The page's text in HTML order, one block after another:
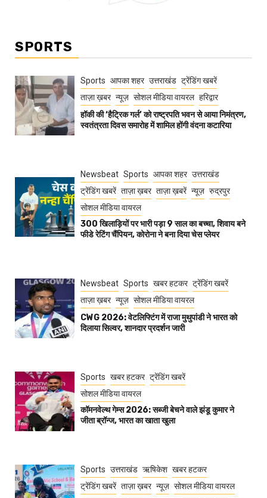
SPORTS
Sports आपका शहर उत्तराखंड ट्रेंडिंग खबरें
ताज़ा ख़बर न्यूज़ सोशल मीडिया वायरल हरिद्वार
हॉकी की ‘हैट्रिक गर्ल’ को राष्ट्रपति भवन से आया निमंत्रण,
स्वतंत्रता दिवस समारोह में शामिल होंगी वंदना कटारिया
Newsbeat Sports आपका शहर उत्तराखंड
ट्रेंडिंग खबरें ताज़ा ख़बर ताज़ा ख़बरें न्यूज़ रुद्रपुर
सोशल मीडिया वायरल
300 खिलाड़ियों पर भारी पड़ा 9 साल का बच्चा, शिवाय बने
फीडे रेटिंग चैंपियन, कोरोना ने बना दिया चेस प्लेयर
Newsbeat Sports खबर हटकर ट्रेंडिंग खबरें
ताज़ा ख़बर न्यूज़ सोशल मीडिया वायरल
CWG 2026: वेटलिफ्टिंग में राजा मुथुपांडी ने भारत को
दिलाया सिल्वर, शानदार प्रदर्शन जारी
Sports खबर हटकर ट्रेंडिंग खबरें
सोशल मीडिया वायरल
कॉमनवेल्थ गेम्स 2026: सब्जी बेचने वाले झंडू कुमार ने
जीता ब्रॉन्ज, भारत का खाता खुला
Sports उत्तराखंड ऋषिकेश खबर हटकर
ट्रेंडिंग खबरें ताज़ा ख़बर न्यूज़ सोशल मीडिया वायरल